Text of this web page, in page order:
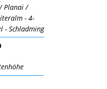
Planai /
- 4-
- Schladming